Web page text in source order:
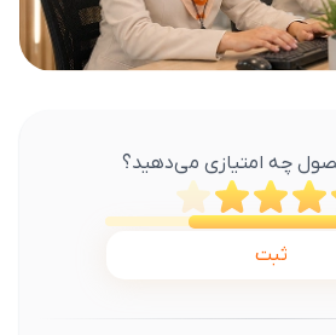
چه امتیازی می‌دهید؟
ثبت